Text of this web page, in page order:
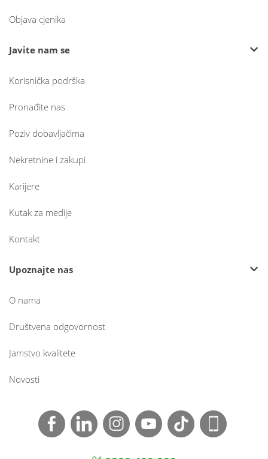
Objava cjenika
Javite nam se
Korisnička podrška
Pronađite nas
Poziv dobavljačima
Nekretnine i zakupi
Karijere
Kutak za medije
Kontakt
Upoznajte nas
O nama
Društvena odgovornost
Jamstvo kvalitete
Novosti